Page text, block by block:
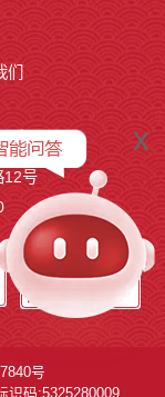
x
们
室
12号
号
识码:5325280009